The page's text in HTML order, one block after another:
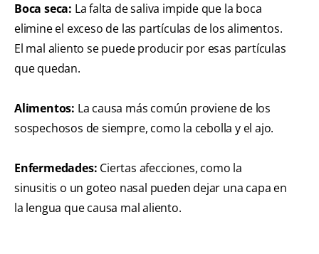
Boca seca: La falta de saliva impide que la boca
elimine el exceso de las partículas de los alimentos.
El mal aliento se puede producir por esas partículas
que quedan.
Alimentos: La causa más común proviene de los
sospechosos de siempre, como la cebolla y el ajo.
Enfermedades: Ciertas afecciones, como la
sinusitis o un goteo nasal pueden dejar una capa en
la lengua que causa mal aliento.